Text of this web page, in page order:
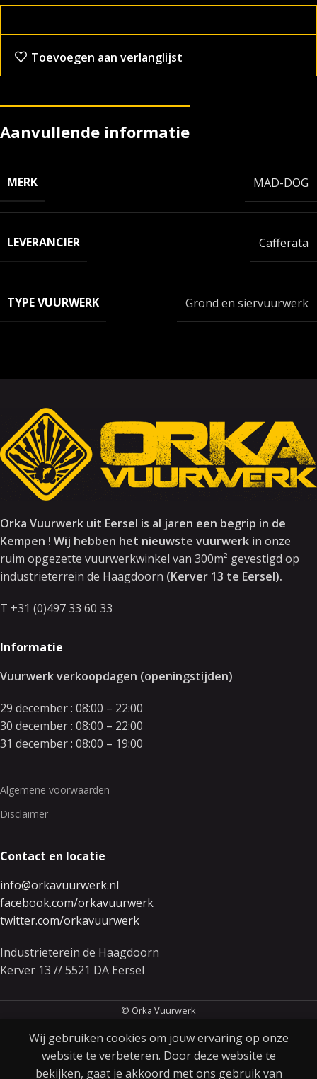
Toevoegen aan verlanglijst
Aanvullende informatie
MERK MAD-DOG
LEVERANCIER Cafferata
TYPE VUURWERK Grond en siervuurwerk
Orka Vuurwerk uit Eersel is al jaren een begrip in de
Kempen ! Wij hebben het nieuwste vuurwerk in onze
ruim opgezette vuurwerkwinkel van 300m² gevestigd op
industrieterrein de Haagdoorn (Kerver 13 te Eersel).
T +31 (0)497 33 60 33
Informatie
Vuurwerk verkoopdagen (openingstijden)
29 december : 08:00 – 22:00
30 december : 08:00 – 22:00
31 december : 08:00 – 19:00
Algemene voorwaarden
Disclaimer
Contact en locatie
info@orkavuurwerk.nl
facebook.com/orkavuurwerk
twitter.com/orkavuurwerk
Industrieterein de Haagdoorn
Kerver 13 // 5521 DA Eersel
© Orka Vuurwerk
Wij gebruiken cookies om jouw ervaring op onze
website te verbeteren. Door deze website te
bekijken, gaat je akkoord met ons gebruik van
Massive crackling€10.69
0